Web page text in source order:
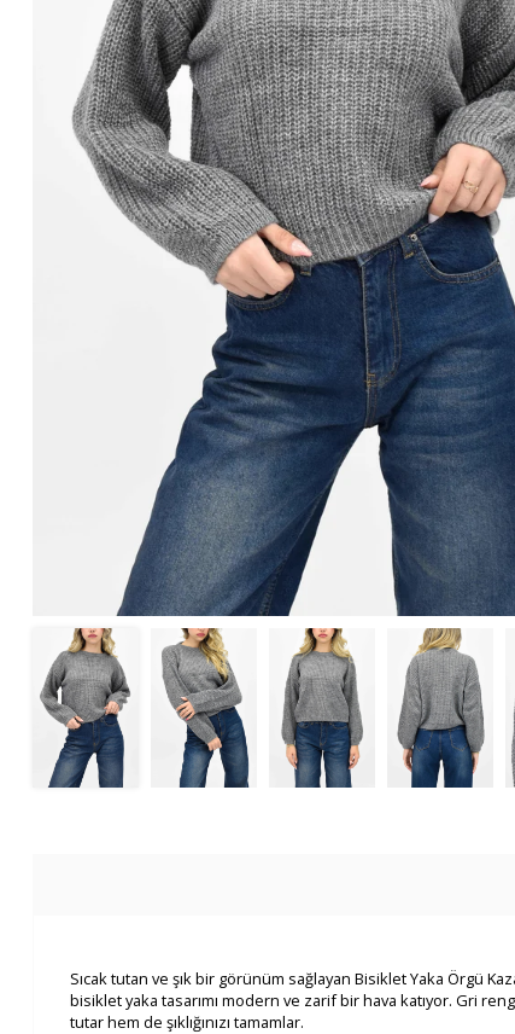
Sıcak tutan ve şık bir görünüm sağlayan Bisiklet Yaka Örgü
bisiklet yaka tasarımı modern ve zarif bir hava katıyor. Gri
tutar hem de şıklığınızı tamamlar.